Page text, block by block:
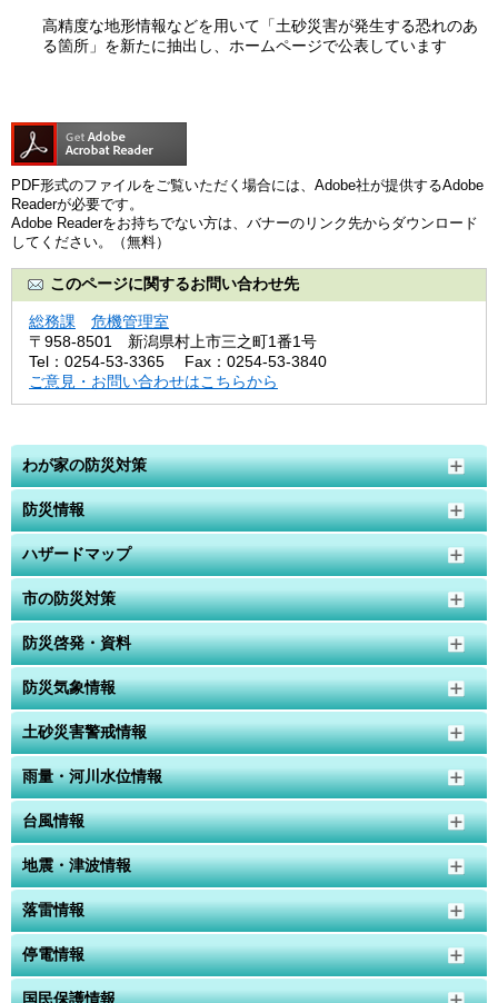
高精度な地形情報などを用いて「土砂災害が発生する恐れのあ
る箇所」を新たに抽出し、ホームページで公表しています
PDF形式のファイルをご覧いただく場合には、Adobe社が提供するAdobe
Readerが必要です。
Adobe Readerをお持ちでない方は、バナーのリンク先からダウンロード
してください。（無料）
このページに関するお問い合わせ先
総務課
危機管理室
〒958-8501
新潟県村上市三之町1番1号
Tel：0254-53-3365
Fax：0254-53-3840
ご意見・お問い合わせはこちらから
わが家の防災対策
防災情報
ハザードマップ
市の防災対策
防災啓発・資料
防災気象情報
土砂災害警戒情報
雨量・河川水位情報
台風情報
地震・津波情報
落雷情報
停電情報
国民保護情報